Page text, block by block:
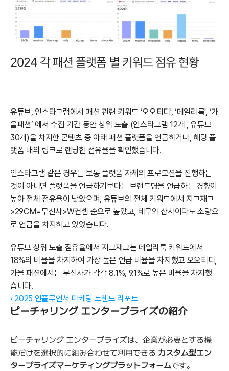
2024 각 패션 플랫폼 별 키워드 점유 현황
유튜브, 인스타그램에서 패션 관련 키워드 ‘오오티디', ‘데일리룩', ‘가
을패션’ 에서 수집 기간 동안 상위 노출 (인스타그램 12개 , 유튜브
30개)을 차지한 콘텐츠 중 아래 패션 플랫폼을 언급하거나, 해당 플
랫폼 내의 링크로 랜딩한 점유율을 확인했습니다.
인스타그램 같은 경우는 보통 플랫폼 자체의 프로모션을 진행하는
것이 아니면 플랫폼을 언급하기보다는 브랜드명을 언급하는 경향이
높아 전체 점유율이 낮았으며, 유튜브의 전체 키워드에서 지그재그
>29CM=무신사>W컨셉 순으로 높았고, 테무와 샵사이다도 소량으
로 언급을 차지하고 있었습니다.
유튜브 상위 노출 점유율에서 지그재그는 데일리룩 키워드에서
18%의 비율을 차지하여 가장 높은 언급 비율을 차지했고 오오티디,
가을 패션에서는 무신사가 각각 8.1%, 9.1%로 높은 비율을 차지했
습니다.
‹ 2025 인플루언서 마케팅 트렌드 리포트
ピーチャリング エンタープライズの紹介
ピーチャリング エンタープライズは、企業が必要とする機
能だけを選択的に組み合わせて利用できる カスタム型エン
タープライズマーケティングプラットフォームです。